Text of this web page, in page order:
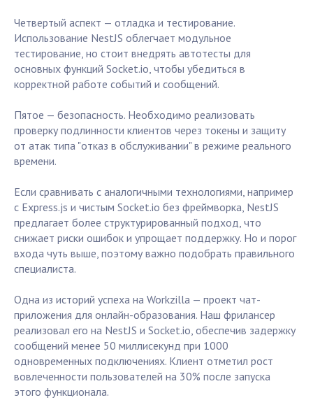
Четвертый аспект — отладка и тестирование.
Использование NestJS облегчает модульное
тестирование, но стоит внедрять автотесты для
основных функций Socket.io, чтобы убедиться в
корректной работе событий и сообщений.
Пятое — безопасность. Необходимо реализовать
проверку подлинности клиентов через токены и защиту
от атак типа "отказ в обслуживании" в режиме реального
времени.
Если сравнивать с аналогичными технологиями, например
с Express.js и чистым Socket.io без фреймворка, NestJS
предлагает более структурированный подход, что
снижает риски ошибок и упрощает поддержку. Но и порог
входа чуть выше, поэтому важно подобрать правильного
специалиста.
Одна из историй успеха на Workzilla — проект чат-
приложения для онлайн-образования. Наш фрилансер
реализовал его на NestJS и Socket.io, обеспечив задержку
сообщений менее 50 миллисекунд при 1000
одновременных подключениях. Клиент отметил рост
вовлеченности пользователей на 30% после запуска
этого функционала.